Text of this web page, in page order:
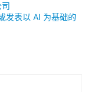
发表以 AI 为基础的